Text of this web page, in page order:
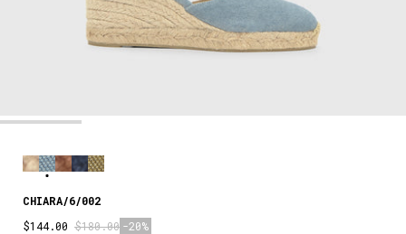
CHIARA/6/002
$144.00 $180.00 -20%